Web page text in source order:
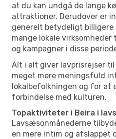
at du kan undgå de lange
attraktioner. Derudover er
generelt betydeligt
mange lokale
og kampagner i disse
Alt i alt giver lavprisrejser
meget mere meningsfuld
lokalbefolkningen og for at
forbindelse med kulturen.
Topaktiviteter i Beira i
Lavsæsonmånederne
en mere intim og afslappet